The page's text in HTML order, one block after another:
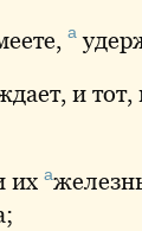
а
, и тот,
их а